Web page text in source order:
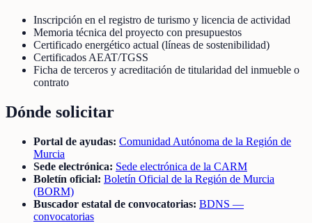
Inscripción en el registro de turismo y licencia de actividad
Memoria técnica del proyecto con presupuestos
Certificado energético actual (líneas de sostenibilidad)
Certificados AEAT/TGSS
Ficha de terceros y acreditación de titularidad del inmueble o
contrato
Dónde solicitar
Portal de ayudas: Comunidad Autónoma de la Región de
Murcia
Sede electrónica: Sede electrónica de la CARM
Boletín oficial: Boletín Oficial de la Región de Murcia
(BORM)
Buscador estatal de convocatorias: BDNS —
convocatorias